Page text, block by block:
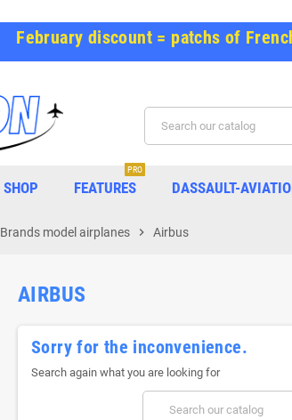
February discount = patchs of
SHOP FEATURES
PRO
DASSAULT-
Brands model airplanes chevron_right Airbus
AIRBUS
Sorry for the inconvenience.
Search again what you are looking for